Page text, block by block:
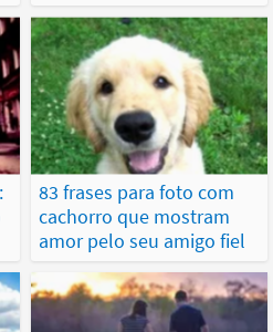
83 frases para foto com
cachorro que mostram
amor pelo seu amigo fiel